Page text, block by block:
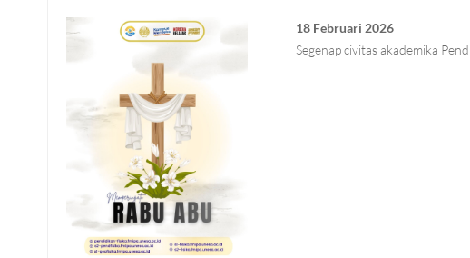
18 Februari 2026
Segenap civitas akademika